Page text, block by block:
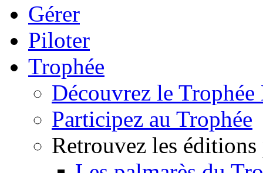
Gérer
Piloter
Trophée
Découvrez le
Participez au Trophée
Retrouvez les éditions